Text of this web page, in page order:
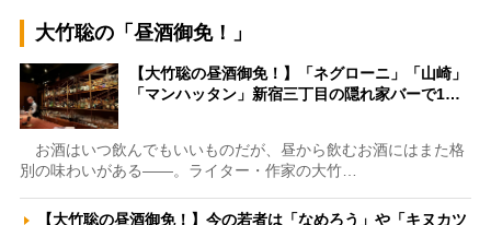
大竹聡の「昼酒御免！」
【大竹聡の昼酒御免！】「ネグローニ」「山崎」
「マンハッタン」新宿三丁目の隠れ家バーで1…
お酒はいつ飲んでもいいものだが、昼から飲むお酒にはまた格
別の味わいがある――。ライター・作家の大竹…
【大竹聡の昼酒御免！】今の若者は「なめろう」や「キヌカツ